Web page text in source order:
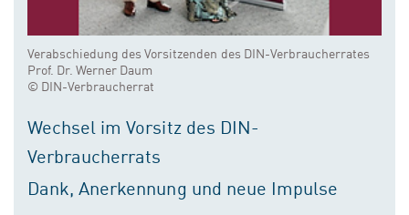
Verabschiedung des Vorsitzenden des DIN-Verbraucherrates
Prof. Dr. Werner Daum
© DIN-Verbraucherrat
Wechsel im Vorsitz des DIN-
Verbraucherrats
Dank, Anerkennung und neue Impulse